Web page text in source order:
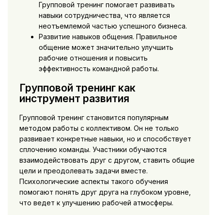
Групповой тренинг помогает развивать
навыки сотрудничества, что является
неотъемлемой частью успешного бизнеса.
Развитие навыков общения. Правильное
общение может значительно улучшить
рабочие отношения и повысить
эффективность командной работы.
Групповой тренинг как
инструмент развития
Групповой тренинг становится популярным
методом работы с коллективом. Он не только
развивает конкретные навыки, но и способствует
сплочению команды. Участники обучаются
взаимодействовать друг с другом, ставить общие
цели и преодолевать задачи вместе.
Психологические аспекты такого обучения
помогают понять друг друга на глубоком уровне,
что ведет к улучшению рабочей атмосферы.